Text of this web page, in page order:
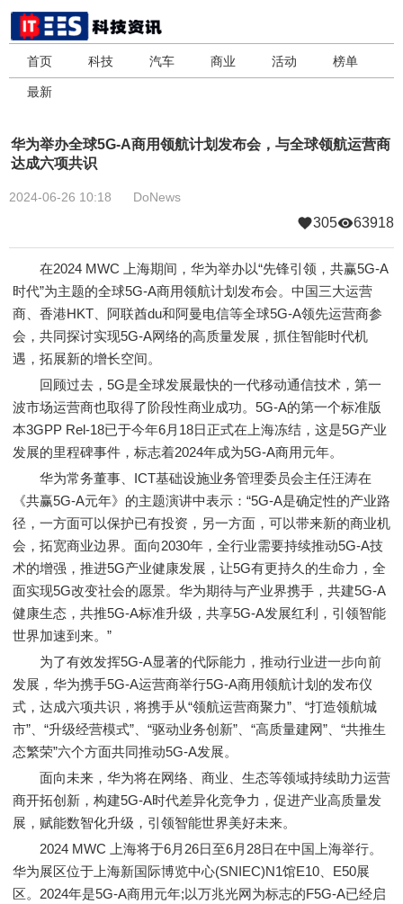
首页 科技 汽车 商业 活动 榜单
最新
华为举办全球5G-A商用领航计划发布会，与全球领航运营商
达成六项共识
2024-06-26 10:18 DoNews
305 63918
在2024 MWC 上海期间，华为举办以“先锋引领，共赢5G-A
时代”为主题的全球5G-A商用领航计划发布会。中国三大运营
商、香港HKT、阿联酋du和阿曼电信等全球5G-A领先运营商参
会，共同探讨实现5G-A网络的高质量发展，抓住智能时代机
遇，拓展新的增长空间。
回顾过去，5G是全球发展最快的一代移动通信技术，第一
波市场运营商也取得了阶段性商业成功。5G-A的第一个标准版
本3GPP Rel-18已于今年6月18日正式在上海冻结，这是5G产业
发展的里程碑事件，标志着2024年成为5G-A商用元年。
华为常务董事、ICT基础设施业务管理委员会主任汪涛在
《共赢5G-A元年》的主题演讲中表示：“5G-A是确定性的产业路
径，一方面可以保护已有投资，另一方面，可以带来新的商业机
会，拓宽商业边界。面向2030年，全行业需要持续推动5G-A技
术的增强，推进5G产业健康发展，让5G有更持久的生命力，全
面实现5G改变社会的愿景。华为期待与产业界携手，共建5G-A
健康生态，共推5G-A标准升级，共享5G-A发展红利，引领智能
世界加速到来。”
为了有效发挥5G-A显著的代际能力，推动行业进一步向前
发展，华为携手5G-A运营商举行5G-A商用领航计划的发布仪
式，达成六项共识，将携手从“领航运营商聚力”、“打造领航城
市”、“升级经营模式”、“驱动业务创新”、“高质量建网”、“共推生
态繁荣”六个方面共同推动5G-A发展。
面向未来，华为将在网络、商业、生态等领域持续助力运营
商开拓创新，构建5G-A时代差异化竞争力，促进产业高质量发
展，赋能数智化升级，引领智能世界美好未来。
2024 MWC 上海将于6月26日至6月28日在中国上海举行。
华为展区位于上海新国际博览中心(SNIEC)N1馆E10、E50展
区。2024年是5G-A商用元年;以万兆光网为标志的F5G-A已经启